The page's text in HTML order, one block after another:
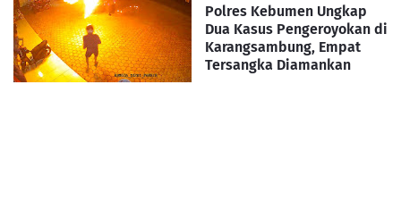
Polres Kebumen Ungkap
Dua Kasus Pengeroyokan di
Karangsambung, Empat
Tersangka Diamankan